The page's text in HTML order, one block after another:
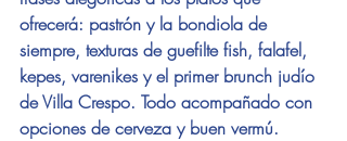
ofrecerá: pastrón y la bondiola de
siempre, texturas de guefilte fish, falafel,
kepes, varenikes y el primer brunch judío
de Villa Crespo. Todo acompañado con
opciones de cerveza y buen vermú.